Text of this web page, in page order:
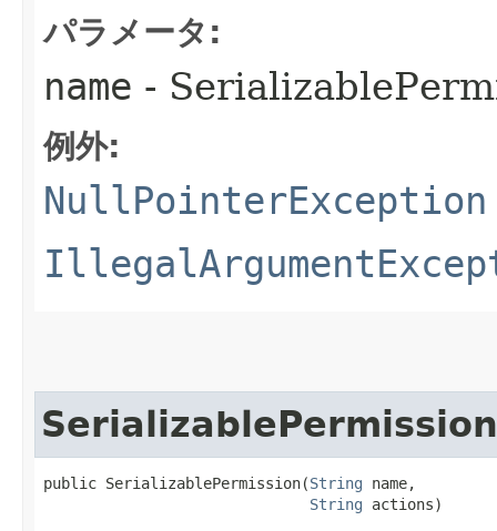
パラメータ:
name -
例外:
NullPointerException
SerializablePermission
public SerializablePermission​(String name,
String actions)